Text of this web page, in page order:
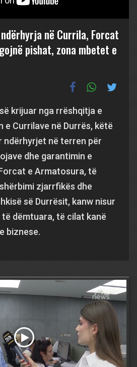
në Currila, Forcat
pishat, zona mbetet e
krijuar nga rrëshqitja e
e Currilave në Durrës, këtë
ndërhyrjet në terren për
dhe garantimin e
e Armatosura, të
zjarrfikës dhe
së Durrësit, kanw nisur
të dëmtuara, të cilat kanë
biznese.